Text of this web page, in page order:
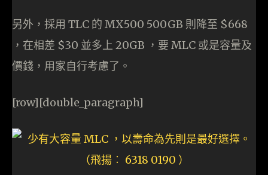
另外，採用 TLC 的 MX500 500GB 則降至 $668
，在相差 $30 並多上 20GB ，要 MLC 或是容量及
價錢，用家自行考慮了。
[row][double_paragraph]